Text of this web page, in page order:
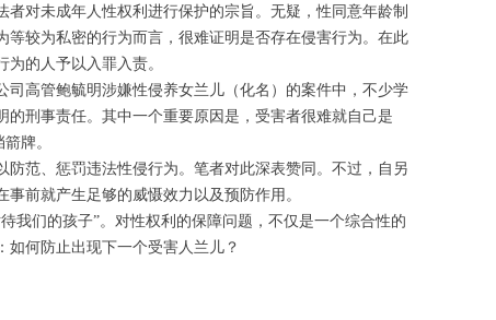
对未成年人性权利进行保护的宗旨。无疑，性同意年龄制
较为私密的行为而言，很难证明是否存在侵害行为。在此
的人予以入罪入责。
高管鲍毓明涉嫌性侵养女兰儿（化名）的案件中，不少学
刑事责任。其中一个重要原因是，受害者很难就自己是
牌。
范、惩罚违法性侵行为。笔者对此深表赞同。不过，自另
前就产生足够的威慑效力以及预防作用。
我们的孩子”。对性权利的保障问题，不仅是一个综合性的
何防止出现下一个受害人兰儿？